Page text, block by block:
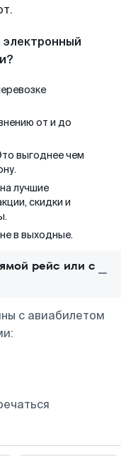
электронный
от и до
выгоднее чем
лучшие
скидки и
в выходные.
рейс или с
с авиабилетом